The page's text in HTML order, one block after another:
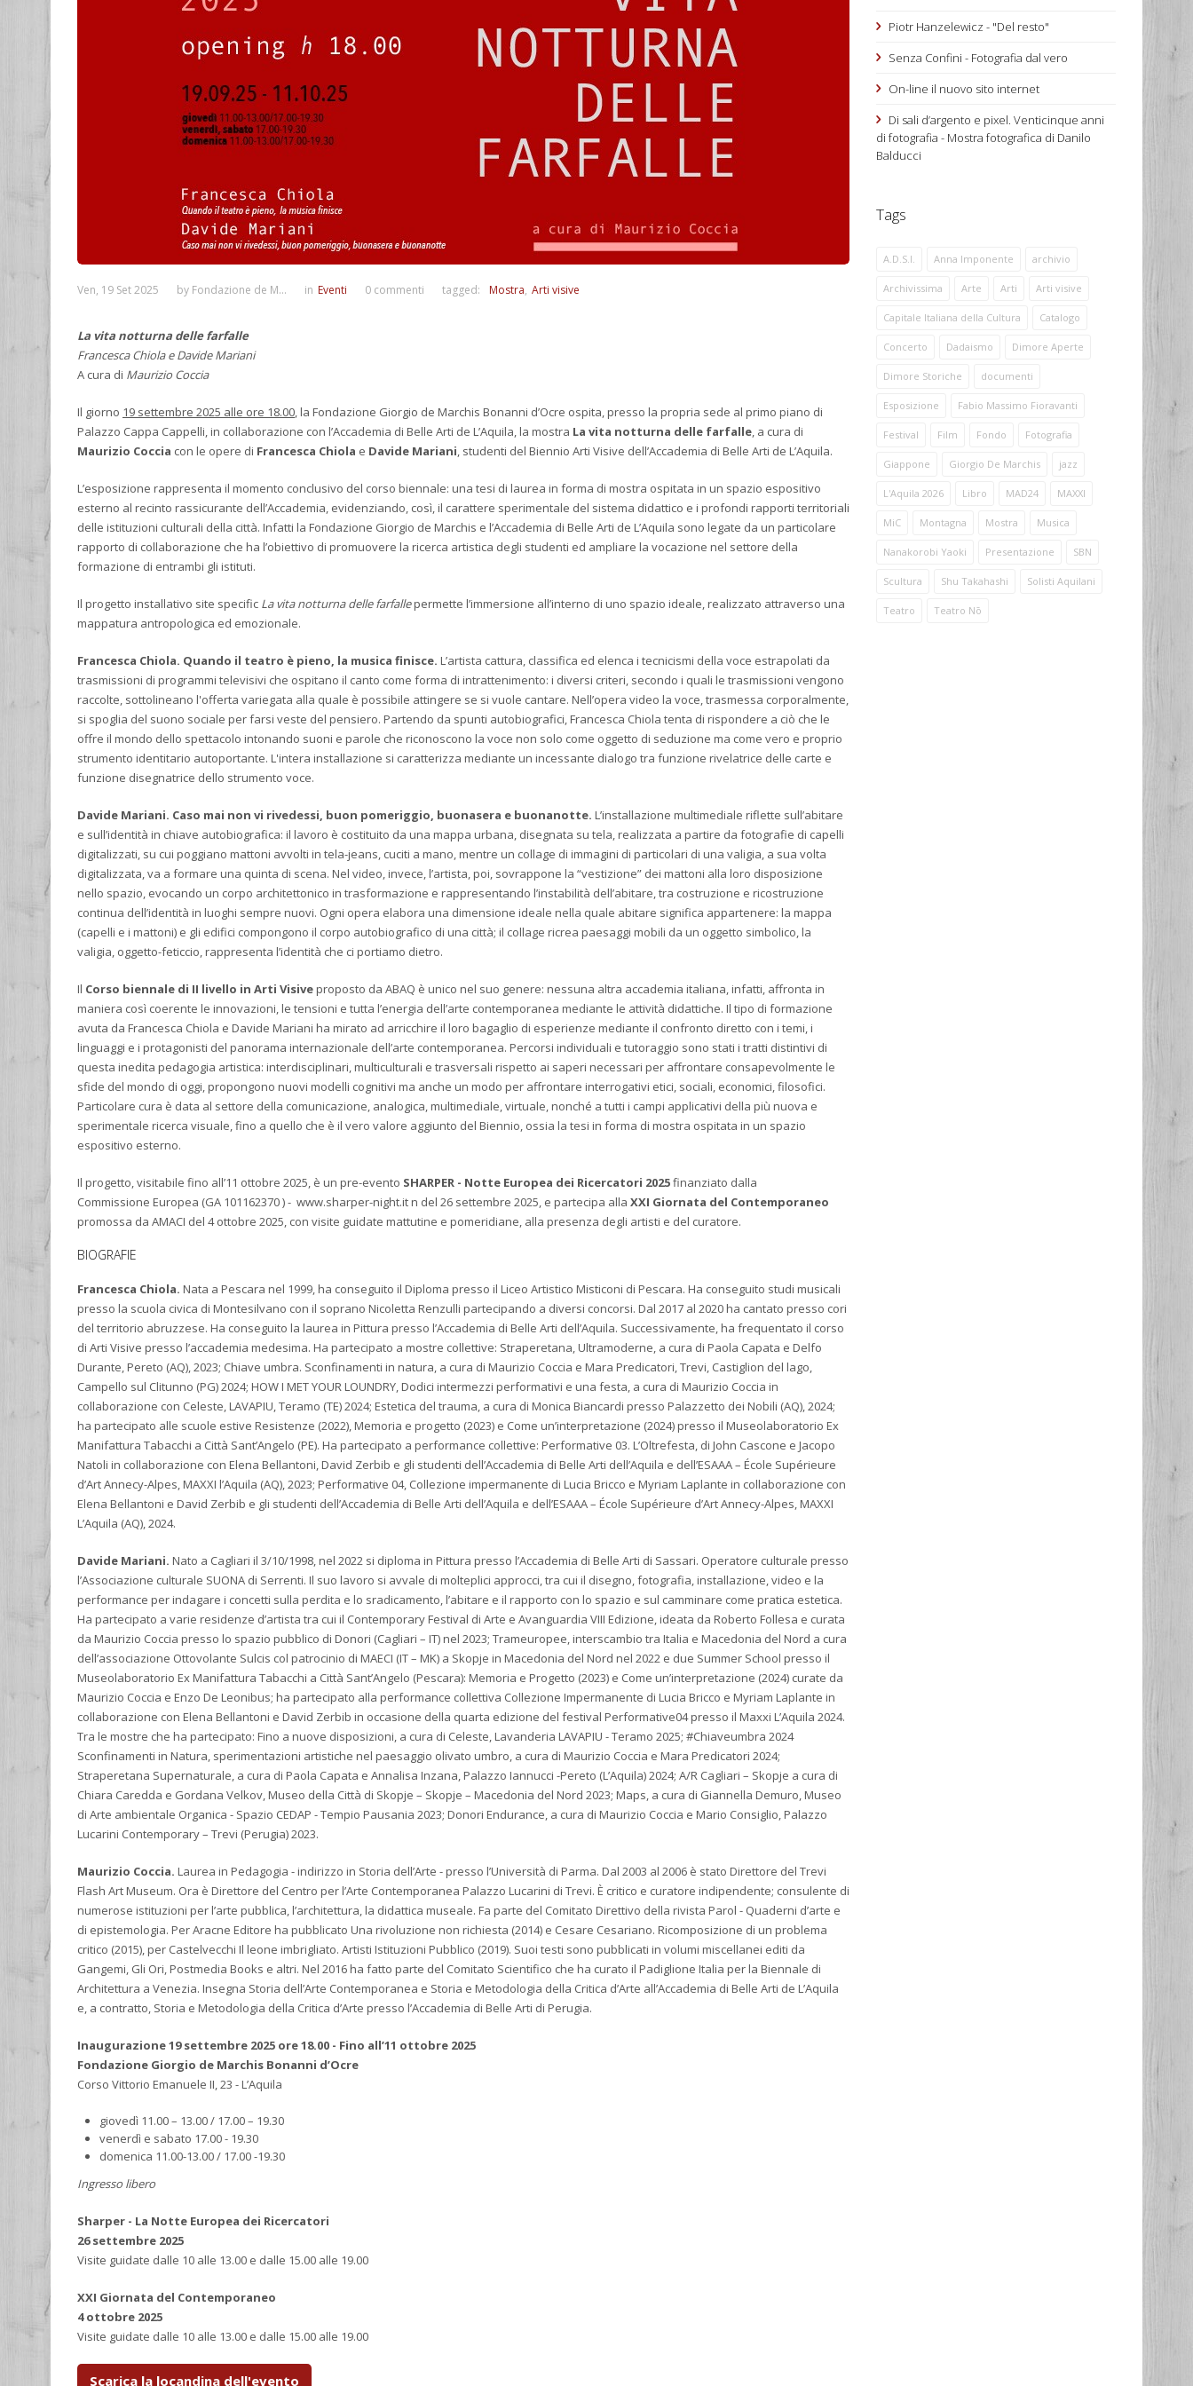
Ven, 19 Set 2025 by Fondazione de M... in Eventi 0 commenti tagged: Mostra Arti visive
La vita notturna delle farfalle
Francesca Chiola e Davide Mariani
A cura di Maurizio Coccia
Il giorno 19 settembre 2025 alle ore 18.00, la Fondazione Giorgio de Marchis Bonanni d’Ocre ospita, presso la propria sede al primo piano di
Palazzo Cappa Cappelli, in collaborazione con l’Accademia di Belle Arti de L’Aquila, la mostra La vita notturna delle farfalle, a cura di
Maurizio Coccia con le opere di Francesca Chiola e Davide Mariani, studenti del Biennio Arti Visive dell’Accademia di Belle Arti de L’Aquila.
L’esposizione rappresenta il momento conclusivo del corso biennale: una tesi di laurea in forma di mostra ospitata in un spazio espositivo
esterno al recinto rassicurante dell’Accademia, evidenziando, così, il carattere sperimentale del sistema didattico e i profondi rapporti territoriali
delle istituzioni culturali della città. Infatti la Fondazione Giorgio de Marchis e l’Accademia di Belle Arti de L’Aquila sono legate da un particolare
rapporto di collaborazione che ha l’obiettivo di promuovere la ricerca artistica degli studenti ed ampliare la vocazione nel settore della
formazione di entrambi gli istituti.
Il progetto installativo site specific La vita notturna delle farfallepermette l’immersione all’interno di uno spazio ideale, realizzato attraverso una
mappatura antropologica ed emozionale.
Francesca Chiola. Quando il teatro è pieno, la musica finisce. L’artista cattura, classifica ed elenca i tecnicismi della voce estrapolati da
trasmissioni di programmi televisivi che ospitano il canto come forma di intrattenimento: i diversi criteri, secondo i quali le trasmissioni vengono
raccolte, sottolineano l'offerta variegata alla quale è possibile attingere se si vuole cantare. Nell’opera video la voce, trasmessa corporalmente,
si spoglia del suono sociale per farsi veste del pensiero. Partendo da spunti autobiografici, Francesca Chiola tenta di rispondere a ciò che le
offre il mondo dello spettacolo intonando suoni e parole che riconoscono la voce non solo come oggetto di seduzione ma come vero e proprio
strumento identitario autoportante. L'intera installazione si caratterizza mediante un incessante dialogo tra funzione rivelatrice delle carte e
funzione disegnatrice dello strumento voce.
Davide Mariani. Caso mai non vi rivedessi, buon pomeriggio, buonasera e buonanotte. L’installazione multimediale riflette sull’abitare
e sull’identità in chiave autobiografica: il lavoro è costituito da una mappa urbana, disegnata su tela, realizzata a partire da fotografie di capelli
digitalizzati, su cui poggiano mattoni avvolti in tela-jeans, cuciti a mano, mentre un collage di immagini di particolari di una valigia, a sua volta
digitalizzata, va a formare una quinta di scena. Nel video, invece, l’artista, poi, sovrappone la “vestizione” dei mattoni alla loro disposizione
nello spazio, evocando un corpo architettonico in trasformazione e rappresentando l’instabilità dell’abitare, tra costruzione e ricostruzione
continua dell’identità in luoghi sempre nuovi. Ogni opera elabora una dimensione ideale nella quale abitare significa appartenere: la mappa
(capelli e i mattoni) e gli edifici compongono il corpo autobiografico di una città; il collage ricrea paesaggi mobili da un oggetto simbolico, la
valigia, oggetto-feticcio, rappresenta l’identità che ci portiamo dietro.
Il Corso biennale di II livello in Arti Visiveproposto da ABAQ è unico nel suo genere: nessuna altra accademia italiana, infatti, affronta in
maniera così coerente le innovazioni, le tensioni e tutta l’energia dell’arte contemporanea mediante le attività didattiche. Il tipo di formazione
avuta da Francesca Chiola e Davide Mariani ha mirato ad arricchire il loro bagaglio di esperienze mediante il confronto diretto con i temi, i
linguaggi e i protagonisti del panorama internazionale dell’arte contemporanea. Percorsi individuali e tutoraggio sono stati i tratti distintivi di
questa inedita pedagogia artistica: interdisciplinari, multiculturali e trasversali rispetto ai saperi necessari per affrontare consapevolmente le
sfide del mondo di oggi, propongono nuovi modelli cognitivi ma anche un modo per affrontare interrogativi etici, sociali, economici, filosofici.
Particolare cura è data al settore della comunicazione, analogica, multimediale, virtuale, nonché a tutti i campi applicativi della più nuova e
sperimentale ricerca visuale, fino a quello che è il vero valore aggiunto del Biennio, ossia la tesi in forma di mostra ospitata in un spazio
espositivo esterno.
Il progetto, visitabile fino all’11 ottobre 2025, è un pre-evento SHARPER - Notte Europea dei Ricercatori 2025finanziato dalla
Commissione Europea (GA 101162370 ) - www.sharper-night.it n del 26 settembre 2025, e partecipa alla XXI Giornata del Contemporaneo
promossa da AMACI del 4 ottobre 2025, con visite guidate mattutine e pomeridiane, alla presenza degli artisti e del curatore.
BIOGRAFIE
Francesca Chiola. Nata a Pescara nel 1999, ha conseguito il Diploma presso il Liceo Artistico Misticoni di Pescara. Ha conseguito studi musicali
presso la scuola civica di Montesilvano con il soprano Nicoletta Renzulli partecipando a diversi concorsi. Dal 2017 al 2020 ha cantato presso cori
del territorio abruzzese. Ha conseguito la laurea in Pittura presso l’Accademia di Belle Arti dell’Aquila. Successivamente, ha frequentato il corso
di Arti Visive presso l’accademia medesima. Ha partecipato a mostre collettive: Straperetana, Ultramoderne, a cura di Paola Capata e Delfo
Durante, Pereto (AQ), 2023; Chiave umbra. Sconfinamenti in natura, a cura di Maurizio Coccia e Mara Predicatori, Trevi, Castiglion del lago,
Campello sul Clitunno (PG) 2024; HOW I MET YOUR LOUNDRY, Dodici intermezzi performativi e una festa, a cura di Maurizio Coccia in
collaborazione con Celeste, LAVAPIU, Teramo (TE) 2024; Estetica del trauma, a cura di Monica Biancardi presso Palazzetto dei Nobili (AQ), 2024;
ha partecipato alle scuole estive Resistenze (2022), Memoria e progetto (2023) e Come un’interpretazione (2024) presso il Museolaboratorio Ex
Manifattura Tabacchi a Città Sant’Angelo (PE). Ha partecipato a performance collettive: Performative 03. L’Oltrefesta, di John Cascone e Jacopo
Natoli in collaborazione con Elena Bellantoni, David Zerbib e gli studenti dell’Accademia di Belle Arti dell’Aquila e dell’ESAAA – École Supérieure
d’Art Annecy-Alpes, MAXXI l’Aquila (AQ), 2023; Performative 04, Collezione impermanente di Lucia Bricco e Myriam Laplante in collaborazione con
Elena Bellantoni e David Zerbib e gli studenti dell’Accademia di Belle Arti dell’Aquila e dell’ESAAA – École Supérieure d’Art Annecy-Alpes, MAXXI
L’Aquila (AQ), 2024.
Davide Mariani. Nato a Cagliari il 3/10/1998, nel 2022 si diploma in Pittura presso l’Accademia di Belle Arti di Sassari. Operatore culturale presso
l’Associazione culturale SUONA di Serrenti. Il suo lavoro si avvale di molteplici approcci, tra cui il disegno, fotografia, installazione, video e la
performance per indagare i concetti sulla perdita e lo sradicamento, l’abitare e il rapporto con lo spazio e sul camminare come pratica estetica.
Ha partecipato a varie residenze d’artista tra cui il Contemporary Festival di Arte e Avanguardia VIII Edizione, ideata da Roberto Follesa e curata
da Maurizio Coccia presso lo spazio pubblico di Donori (Cagliari – IT) nel 2023; Trameuropee, interscambio tra Italia e Macedonia del Nord a cura
dell’associazione Ottovolante Sulcis col patrocinio di MAECI (IT – MK) a Skopje in Macedonia del Nord nel 2022 e due Summer School presso il
Museolaboratorio Ex Manifattura Tabacchi a Città Sant’Angelo (Pescara): Memoria e Progetto (2023) e Come un’interpretazione (2024) curate da
Maurizio Coccia e Enzo De Leonibus; ha partecipato alla performance collettiva Collezione Impermanente di Lucia Bricco e Myriam Laplante in
collaborazione con Elena Bellantoni e David Zerbib in occasione della quarta edizione del festival Performative04 presso il Maxxi L’Aquila 2024.
Tra le mostre che ha partecipato: Fino a nuove disposizioni, a cura di Celeste, Lavanderia LAVAPIU - Teramo 2025; #Chiaveumbra 2024
Sconfinamenti in Natura, sperimentazioni artistiche nel paesaggio olivato umbro, a cura di Maurizio Coccia e Mara Predicatori 2024;
Straperetana Supernaturale, a cura di Paola Capata e Annalisa Inzana, Palazzo Iannucci -Pereto (L’Aquila) 2024; A/R Cagliari – Skopje a cura di
Chiara Caredda e Gordana Velkov, Museo della Città di Skopje – Skopje – Macedonia del Nord 2023; Maps, a cura di Giannella Demuro, Museo
di Arte ambientale Organica - Spazio CEDAP - Tempio Pausania 2023; Donori Endurance, a cura di Maurizio Coccia e Mario Consiglio, Palazzo
Lucarini Contemporary – Trevi (Perugia) 2023.
Maurizio Coccia. Laurea in Pedagogia - indirizzo in Storia dell’Arte - presso l’Università di Parma. Dal 2003 al 2006 è stato Direttore del Trevi
Flash Art Museum. Ora è Direttore del Centro per l’Arte Contemporanea Palazzo Lucarini di Trevi. È critico e curatore indipendente; consulente di
numerose istituzioni per l’arte pubblica, l’architettura, la didattica museale. Fa parte del Comitato Direttivo della rivista Parol - Quaderni d’arte e
di epistemologia. Per Aracne Editore ha pubblicato Una rivoluzione non richiesta (2014) e Cesare Cesariano. Ricomposizione di un problema
critico (2015), per Castelvecchi Il leone imbrigliato. Artisti Istituzioni Pubblico (2019). Suoi testi sono pubblicati in volumi miscellanei editi da
Gangemi, Gli Ori, Postmedia Books e altri. Nel 2016 ha fatto parte del Comitato Scientifico che ha curato il Padiglione Italia per la Biennale di
Architettura a Venezia. Insegna Storia dell’Arte Contemporanea e Storia e Metodologia della Critica d’Arte all’Accademia di Belle Arti de L’Aquila
e, a contratto, Storia e Metodologia della Critica d’Arte presso l’Accademia di Belle Arti di Perugia.
Inaugurazione 19 settembre 2025 ore 18.00 - Fino all’11 ottobre 2025
Fondazione Giorgio de Marchis Bonanni d’Ocre
Corso Vittorio Emanuele II, 23 - L’Aquila
giovedì 11.00 – 13.00 / 17.00 – 19.30
venerdì e sabato 17.00 - 19.30
domenica 11.00-13.00 / 17.00 -19.30
Ingresso libero
Sharper - La Notte Europea dei Ricercatori
26 settembre 2025
Visite guidate dalle 10 alle 13.00 e dalle 15.00 alle 19.00
XXI Giornata del Contemporaneo
4 ottobre 2025
Visite guidate dalle 10 alle 13.00 e dalle 15.00 alle 19.00
Scarica la locandina dell'evento
Piotr Hanzelewicz - "Del resto"
Senza Confini - Fotografia dal vero
On-line il nuovo sito internet
Di sali d’argento e pixel. Venticinque anni
di fotografia - Mostra fotografica di Danilo
Balducci
Tags
A.D.S.I. Anna Imponente archivio
Archivissima Arte Arti Arti visive
Capitale Italiana della Cultura Catalogo
Concerto Dadaismo Dimore Aperte
Dimore Storiche documenti
Esposizione Fabio Massimo Fioravanti
Festival Film Fondo Fotografia
Giappone Giorgio De Marchis jazz
L'Aquila 2026 Libro MAD24 MAXXI
MiC Montagna Mostra Musica
Nanakorobi Yaoki Presentazione SBN
Scultura Shu Takahashi Solisti Aquilani
Teatro Teatro Nō